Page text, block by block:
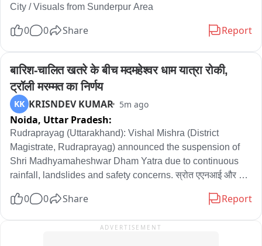
City / Visuals from Sunderpur Area
0 0 Share Report
बारिश-चालित खतरे के बीच मदमहेश्वर धाम यात्रा रोकी,
ट्रॉली मरम्मत का निर्णय
KK KRISNDEV KUMAR 5m ago
Noida, Uttar Pradesh:
Rudraprayag (Uttarakhand): Vishal Mishra (District
Magistrate, Rudraprayag) announced the suspension of
Shri Madhyamaheshwar Dham Yatra due to continuous
rainfall, landslides and safety concerns. स्रोत एएनआई और
सिस्टम की मरम्मत और रखरखाव की ज़रूरत के कारण श्री मदमहेश्वर धाम
असामाजिक तत्वों द्वारा ट्रॉली को संभावित नुकसान पहुँचाने के मामले की भी
0 0 Share Report
ADVERTISEMENT